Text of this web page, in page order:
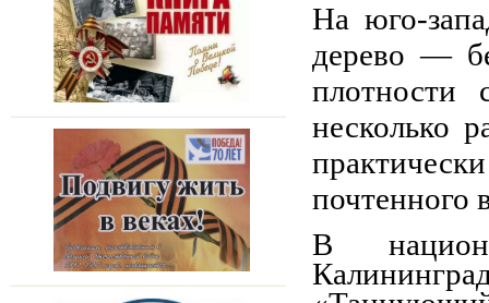
На юго-
дерево —
несколько
почтенного
В